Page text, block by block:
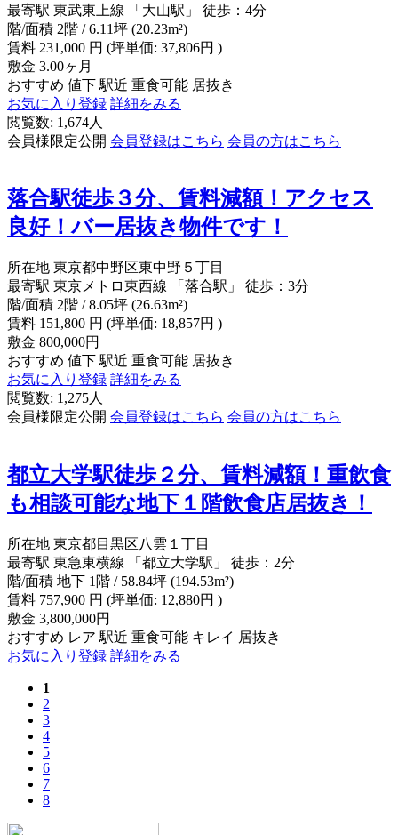
最寄駅 東武東上線 「大山駅」 徒歩：4分
階/面積 2階 / 6.11坪 (20.23m²)
賃料 231,000 円 (坪単価: 37,806円 )
敷金 3.00ヶ月
おすすめ 値下 駅近 重食可能 居抜き
お気に入り登録 詳細をみる
閲覧数: 1,674人
会員様限定公開 会員登録はこちら 会員の方はこちら
落合駅徒歩３分、賃料減額！アクセス
良好！バー居抜き物件です！
所在地 東京都中野区東中野５丁目
最寄駅 東京メトロ東西線 「落合駅」 徒歩：3分
階/面積 2階 / 8.05坪 (26.63m²)
賃料 151,800 円 (坪単価: 18,857円 )
敷金 800,000円
おすすめ 値下 駅近 重食可能 居抜き
お気に入り登録 詳細をみる
閲覧数: 1,275人
会員様限定公開 会員登録はこちら 会員の方はこちら
都立大学駅徒歩２分、賃料減額！重飲食
も相談可能な地下１階飲食店居抜き！
所在地 東京都目黒区八雲１丁目
最寄駅 東急東横線 「都立大学駅」 徒歩：2分
階/面積 地下 1階 / 58.84坪 (194.53m²)
賃料 757,900 円 (坪単価: 12,880円 )
敷金 3,800,000円
おすすめ レア 駅近 重食可能 キレイ 居抜き
お気に入り登録 詳細をみる
1
2
3
4
5
6
7
8